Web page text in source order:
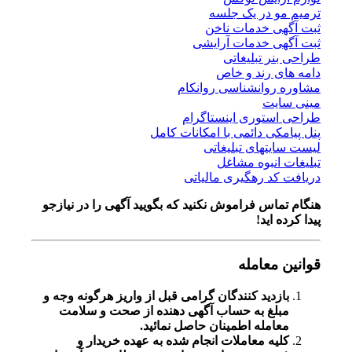
در یک جلسه
خدمات ناخن
خدمات آرایشی
تبلیغاتی
رند و خاص
روانکام
اینستاگرام
دائمی با امکانات کامل
تبلیغاتی
مشاغل
رهگیری مالیاتی
فراموش نکنید که بگویید آگهی را درنیازجو
کنندگان گرامی قبل از واریز هرگونه وجه و
به حساب آگهی دهنده از صحت و سلامت
اطمینان حاصل نمائید.
معاملات انجام شده به عهده خریدار و